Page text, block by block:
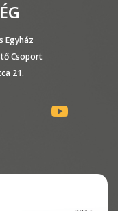
Egyház
Csoport
21.